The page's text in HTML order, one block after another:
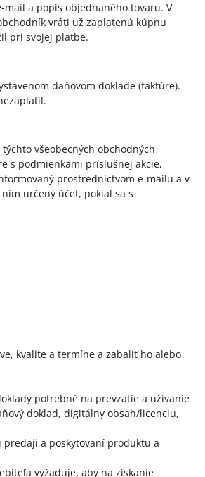
a popis objednaného tovaru. V
vráti už zaplatenú kúpnu
pri svojej platbe.
daňovom doklade (faktúre).
všeobecných obchodných
s podmienkami príslušnej akcie,
prostredníctvom e-mailu a v
určený účet, pokiaľ sa s
kvalite a termíne a zabaliť ho alebo
potrebné na prevzatie a užívanie
doklad, digitálny obsah/licenciu,
a poskytovaní produktu a
vyžaduje, aby na získanie